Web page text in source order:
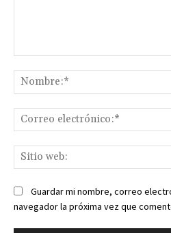
Guardar mi nombre, correo
navegador la próxima vez que